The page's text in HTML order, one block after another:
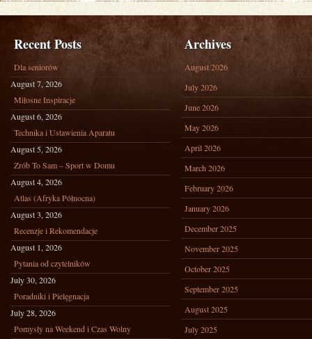
Recent Posts
Dla seniorów
August 7, 2026
Miłosne Inspiracje
August 6, 2026
Technika i Ustawienia Aparatu
August 5, 2026
Zrób To Sam – Sport w Domu
August 4, 2026
Atlas (Afryka Północna)
August 3, 2026
Recenzje i Rekomendacje
August 1, 2026
Pytania od czytelników
July 30, 2026
Poradniki i Pielęgnacja
July 28, 2026
Pomysły na Weekend i Czas Wolny
Archives
August 2026
July 2026
June 2026
May 2026
April 2026
March 2026
February 2026
January 2026
December 2025
November 2025
October 2025
September 2025
August 2025
July 2025